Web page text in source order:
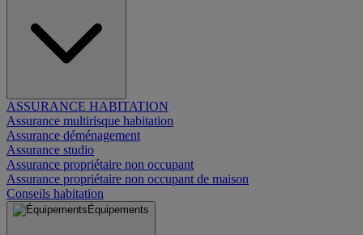
ASSURANCE HABITATION
Assurance multirisque habitation
Assurance déménagement
Assurance studio
Assurance propriétaire non occupant
Assurance propriétaire non occupant de maison
Conseils habitation
Équipements